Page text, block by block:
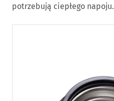
potrzebują ciepłego napoju.